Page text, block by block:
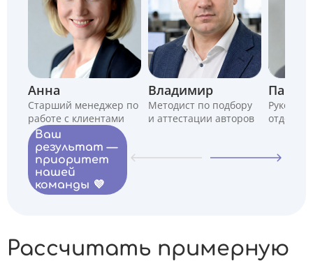
Анна
Старший менеджер по
работе с клиентами
Владимир
Методист по подбору
и аттестации авторов
Павел
отдела
Ваш
результат —
приоритет
нашей
команды 💜
Рассчитать примерную